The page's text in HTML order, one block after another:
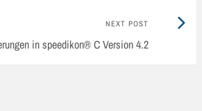
NEXT POST
in speedikon® C Version 4.2